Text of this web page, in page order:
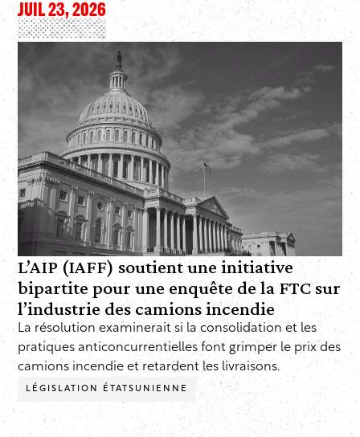
JUIL 23, 2026
L’AIP (IAFF) soutient une initiative
bipartite pour une enquête de la FTC sur
l’industrie des camions incendie
La résolution examinerait si la consolidation et les
pratiques anticoncurrentielles font grimper le prix des
camions incendie et retardent les livraisons.
LÉGISLATION ÉTATSUNIENNE